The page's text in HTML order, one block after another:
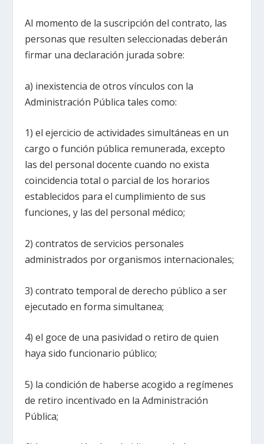
Al momento de la suscripción del contrato, las
personas que resulten seleccionadas deberán
firmar una declaración jurada sobre:
a) inexistencia de otros vínculos con la
Administración Pública tales como:
1) el ejercicio de actividades simultáneas en un
cargo o función pública remunerada, excepto
las del personal docente cuando no exista
coincidencia total o parcial de los horarios
establecidos para el cumplimiento de sus
funciones, y las del personal médico;
2) contratos de servicios personales
administrados por organismos internacionales;
3) contrato temporal de derecho público a ser
ejecutado en forma simultanea;
4) el goce de una pasividad o retiro de quien
haya sido funcionario público;
5) la condición de haberse acogido a regímenes
de retiro incentivado en la Administración
Pública;